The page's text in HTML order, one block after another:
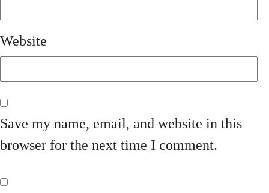
Website
Save my name, email, and website in this
browser for the next time I comment.